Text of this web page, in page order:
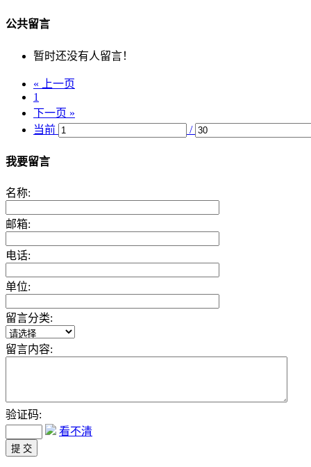
公共留言
暂时还没有人留言！
« 上一页
1
下一页 »
当前
/
我要留言
名称:
邮箱:
电话:
单位:
留言分类:
留言内容:
验证码:
看不清